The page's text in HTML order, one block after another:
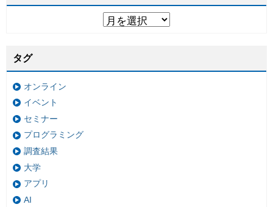
タグ
オンライン
イベント
セミナー
プログラミング
調査結果
大学
アプリ
AI